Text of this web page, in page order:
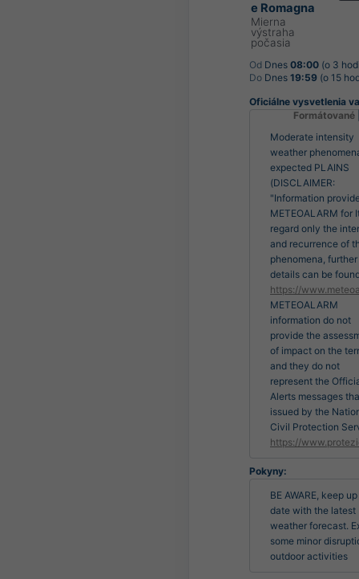
e Romagna
Mierna
výstraha
počasia
Od Dnes 08:00 (o 3
Do Dnes 19:59 (o 15
Oficiálne vysvetlenia
Formátované
Moderate intensity
weather
expected PLAINS
(DISCLAIMER:
"Information
METEOALARM for
regard only the
and recurrence of
phenomena, further
details can be
https://
METEOALARM
information do not
provide the
of impact on the
and they do not
represent the
Alerts messages
issued by the
Civil Protection
https://
Pokyny:
BE AWARE, keep
date with the latest
weather forecast.
some minor
outdoor activities